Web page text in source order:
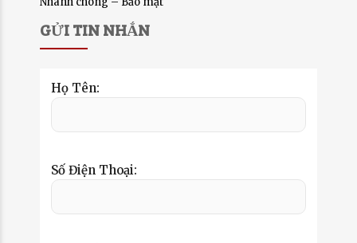
GỬI TIN NHẮN
Họ Tên:
Số Điện Thoại: